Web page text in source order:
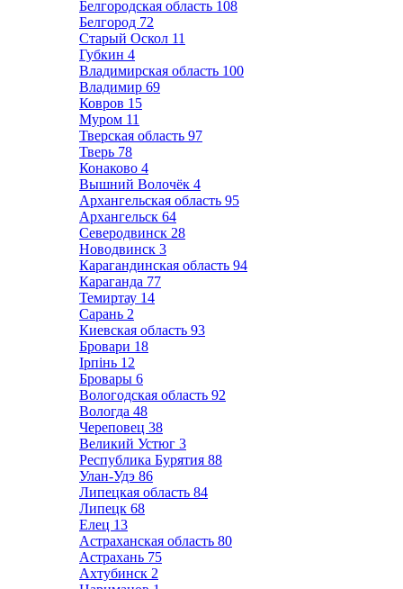
Белгородская область 108
Белгород 72
Старый Оскол 11
Губкин 4
Владимирская область 100
Владимир 69
Ковров 15
Муром 11
Тверская область 97
Тверь 78
Конаково 4
Вышний Волочёк 4
Архангельская область 95
Архангельск 64
Северодвинск 28
Новодвинск 3
Карагандинская область 94
Караганда 77
Темиртау 14
Сарань 2
Киевская область 93
Бровари 18
Ірпінь 12
Бровары 6
Вологодская область 92
Вологда 48
Череповец 38
Великий Устюг 3
Республика Бурятия 88
Улан-Удэ 86
Липецкая область 84
Липецк 68
Елец 13
Астраханская область 80
Астрахань 75
Ахтубинск 2